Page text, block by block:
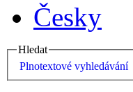
Česky
Hledat
Plnotextové vyhledávání